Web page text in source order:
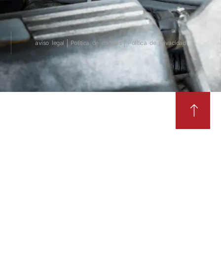
aviso legal Política de cookies Política de privacidad